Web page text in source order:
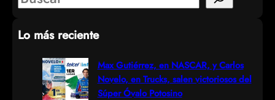
a
Lo más reciente
Max Gutiérrez, en NASCAR, y Carlos
Novelo, en Trucks, salen victoriosos del
Súper Óvalo Potosino